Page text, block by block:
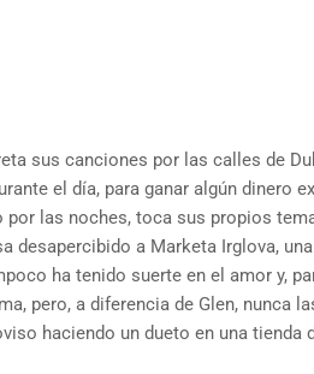
sus canciones por las calles de
el día, para ganar algún dinero
las noches, toca sus propios
desapercibido a Marketa Irglova, una
ha tenido suerte en el amor y,
pero, a diferencia de Glen, nunca
haciendo un dueto en una tienda